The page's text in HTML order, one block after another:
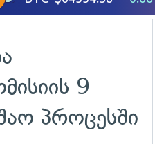
9
პროცესში